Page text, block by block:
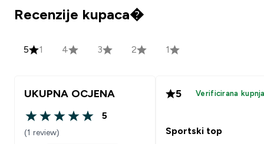
Recenzije kupaca�
5 1 4 3 2 1
UKUPNA OCJENA
5 out of 5 stars
5
(1 review)
5 Verificirana
Sportski top